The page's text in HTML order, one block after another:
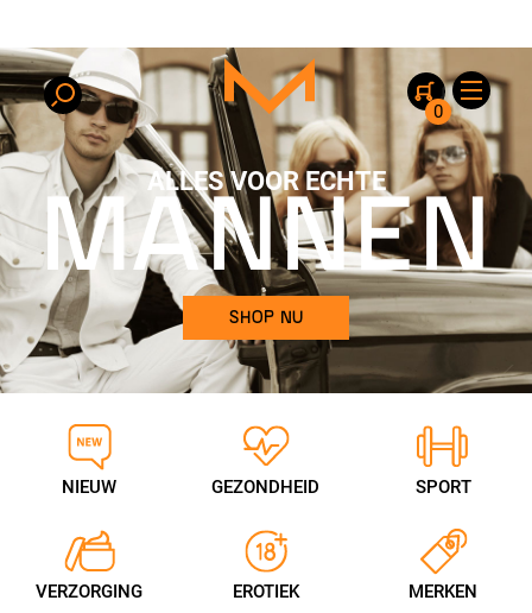
0
ALLES VOOR ECHTE
MANNEN
SHOP NU
NIEUW GEZONDHEID SPORT
VERZORGING EROTIEK MERKEN